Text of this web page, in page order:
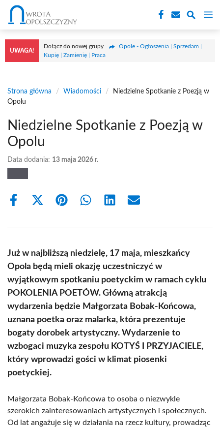
Przejdź
treści
UWAGA!
Dołącz do nowej grupy
Opole - Ogłoszenia | Sprzedam |
Kupię | Zamienię | Praca
Strona główna / Wiadomości /
Niedzielne Spotkanie z Poezją w
Opolu
Niedzielne Spotkanie z Poezją w
Opolu
Data dodania: 13 maja 2026 r.
Share
Share
(Twitter)
Share Share Share Share
Już w najbliższą niedzielę, 17 maja, mieszkańcy
Opola będą mieli okazję uczestniczyć w
wyjątkowym spotkaniu poetyckim w ramach cyklu
POKOLENIA POETÓW. Główną atrakcją
wydarzenia będzie Małgorzata Bobak-Końcowa,
uznana poetka oraz malarka, która prezentuje
bogaty dorobek artystyczny. Wydarzenie to
wzbogaci muzyka zespołu KOTYŚ I PRZYJACIELE,
który wprowadzi gości w klimat piosenki
poetyckiej.
Małgorzata Bobak-Końcowa to osoba o niezwykle
szerokich zainteresowaniach artystycznych i społecznych.
Od lat angażuje się w działania na rzecz kultury, prowadząc